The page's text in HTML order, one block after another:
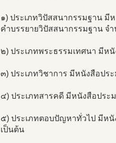
๑) ประเภทวิปัสสนากรรมฐาน มี
คำบรรยายวิปัสสนากรรมฐาน จ
๒) ประเภทพระธรรมเทศนา มีห
๓) ประเภทวิชาการ มีหนังสือปร
๔) ประเภทสารคดี มีหนังสือประ
๕) ประเภทตอบปัญหาทั่วไป มีห
เป็นต้น